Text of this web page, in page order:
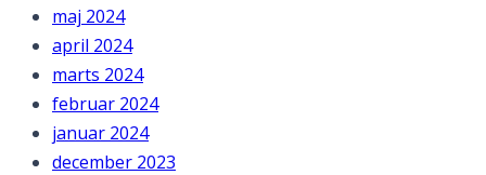
maj 2024
april 2024
marts 2024
februar 2024
januar 2024
december 2023